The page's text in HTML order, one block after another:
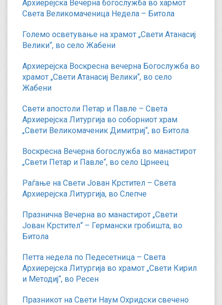
Архиерејска Вечерна богослужба во хармот
Света Великомаченица Недела – Битола
Големо осветување на храмот „Свети Атанасиј
Велики“, во село Жабени
Архиерејска Воскресна вечерна Богослужба во
храмот „Свети Атанасиј Велики“, во село
Жабени
Свети апостоли Петар и Павле – Света
Архиерејска Литургија во соборниот храм
„Свети Великомаченик Димитриј“, во Битола
Воскресна Вечерна богослужба во манастирот
„Свети Петар и Павле“, во село Црнеец
Раѓање на Свети Јован Крстител – Света
Архиерејска Литургија, во Слепче
Празнична Вечерна во манастирот „Свети
Јован Крстител“ – Германски гробишта, во
Битола
Петта недела по Педесетница – Света
Архиерејска Литургија во храмот „Свети Кирил
и Методиј“, во Ресен
Празникот на Свети Наум Охридски свечено